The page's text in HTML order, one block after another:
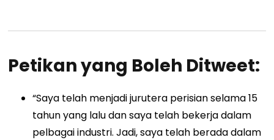
Petikan yang Boleh Ditweet:
“Saya telah menjadi jurutera perisian selama 15
tahun yang lalu dan saya telah bekerja dalam
pelbagai industri. Jadi, saya telah berada dalam